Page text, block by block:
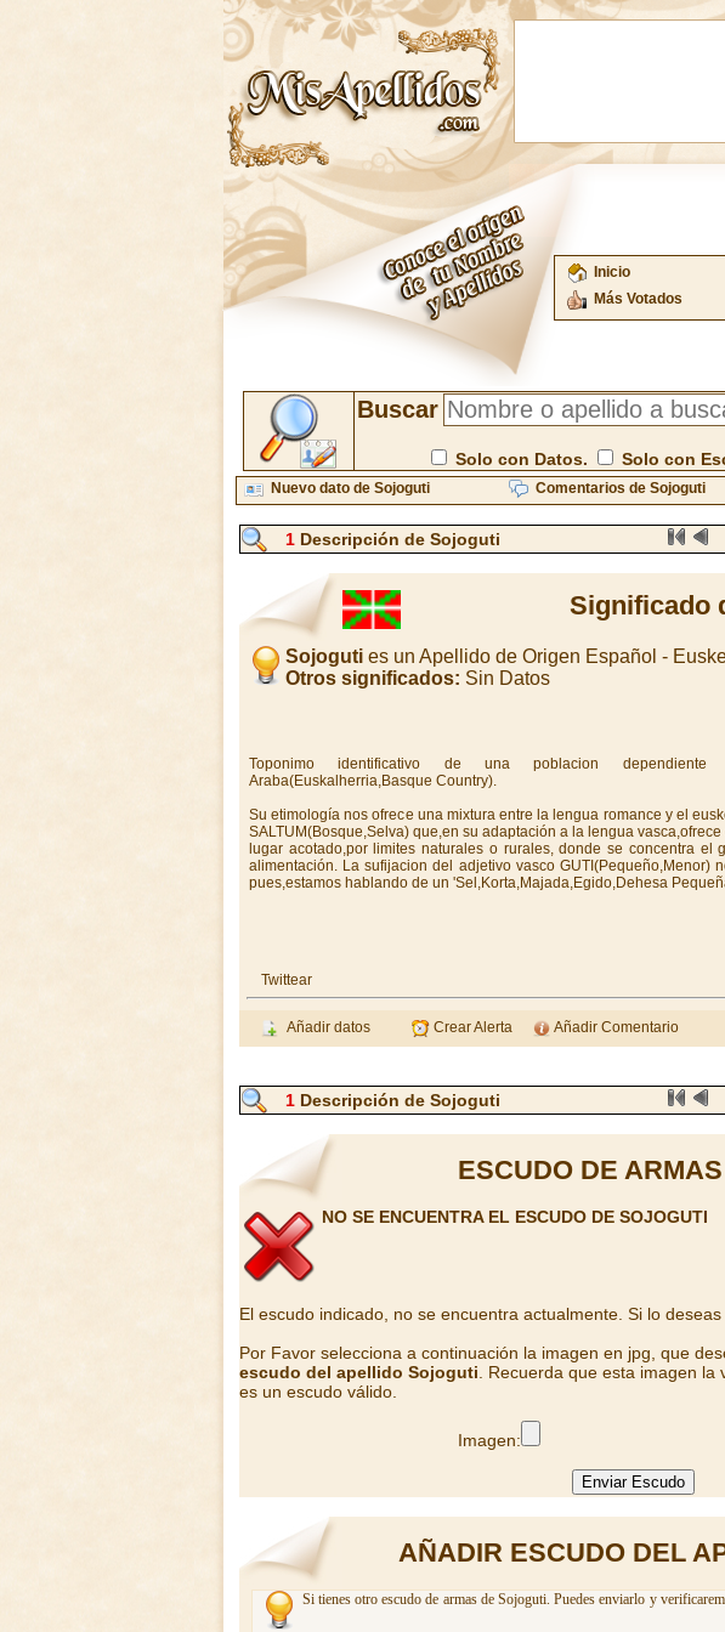
Inicio
Más Votados
Buscar
Solo con Datos. Solo con
Nuevo dato de Sojoguti Comentarios de Sojoguti
1Descripción de Sojoguti
Significado
Sojoguti es un Apellido de Origen Español -
Otros significados: Sin Datos
Toponimo identificativo de una poblacion dependiente
Araba(Euskalherria,Basque Country).
Su etimología nos ofrece una mixtura entre la lengua romance y el
SALTUM(Bosque,Selva) que,en su adaptación a la lengua
lugar acotado,por limites naturales o rurales, donde se concentra el
alimentación. La sufijacion del adjetivo vasco GUTI(Pequeño,Menor)
pues,estamos hablando de un 'Sel,Korta,Majada,Egido,Dehesa
Twittear
Añadir datos Crear Alerta Añadir Comentario
1Descripción de Sojoguti
ESCUDO DE
NO SE ENCUENTRA EL ESCUDO DE SOJOGUTI
El escudo indicado, no se encuentra actualmente. Si lo
Por Favor selecciona a continuación la imagen en jpg, que
escudo del apellido Sojoguti . Recuerda que esta imagen
es un escudo válido.
Imagen:
AÑADIR ESCUDO DEL
Si tienes otro escudo de armas de Sojoguti. Puedes enviarlo y